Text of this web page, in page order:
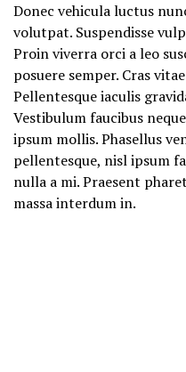
Donec vehicula luctus
volutpat. Suspendisse
Proin viverra orci a leo
posuere semper. Cras
Pellentesque iaculis
Vestibulum faucibus
ipsum mollis. Phasellus
pellentesque, nisl ipsum
nulla a mi. Praesent
massa interdum in.